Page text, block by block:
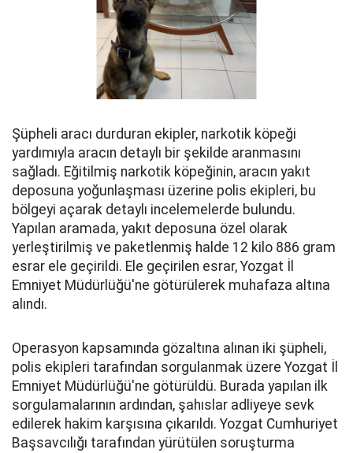
Şüpheli aracı durduran ekipler, narkotik köpeği
yardımıyla aracın detaylı bir şekilde aranmasını
sağladı. Eğitilmiş narkotik köpeğinin, aracın yakıt
deposuna yoğunlaşması üzerine polis ekipleri, bu
bölgeyi açarak detaylı incelemelerde bulundu.
Yapılan aramada, yakıt deposuna özel olarak
yerleştirilmiş ve paketlenmiş halde 12 kilo 886 gram
esrar ele geçirildi. Ele geçirilen esrar, Yozgat İl
Emniyet Müdürlüğü'ne götürülerek muhafaza altına
alındı.
Operasyon kapsamında gözaltına alınan iki şüpheli,
polis ekipleri tarafından sorgulanmak üzere Yozgat İl
Emniyet Müdürlüğü'ne götürüldü. Burada yapılan ilk
sorgulamalarının ardından, şahıslar adliyeye sevk
edilerek hakim karşısına çıkarıldı. Yozgat Cumhuriyet
Başsavcılığı tarafından yürütülen soruşturma